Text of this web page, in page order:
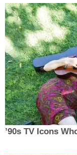
’90s TV Icons